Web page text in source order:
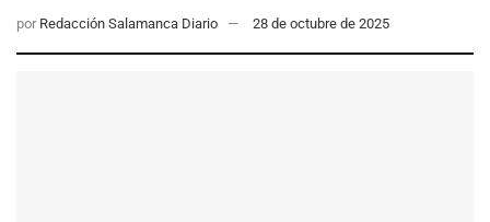
por Redacción Salamanca Diario 28 de octubre de 2025